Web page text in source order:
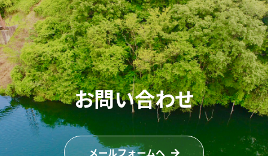
お問い合わせ
メールフォームへ